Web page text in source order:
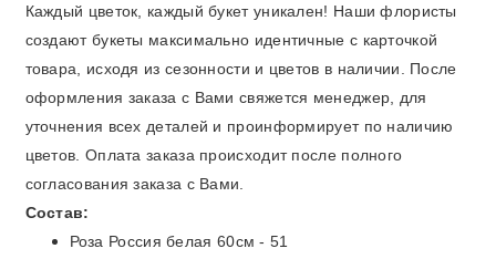
Каждый цветок, каждый букет уникален! Наши флористы
создают букеты максимально идентичные с карточкой
товара, исходя из сезонности и цветов в наличии. После
оформления заказа с Вами свяжется менеджер, для
уточнения всех деталей и проинформирует по наличию
цветов. Оплата заказа происходит после полного
согласования заказа с Вами.
Состав:
Роза Россия белая 60см - 51